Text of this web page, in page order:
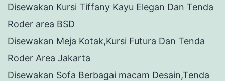
Disewakan Kursi Tiffany Kayu Elegan Dan Tenda
Roder area BSD
Disewakan Meja Kotak,Kursi Futura Dan Tenda
Roder Area Jakarta
Disewakan Sofa Berbagai macam Desain,Tenda